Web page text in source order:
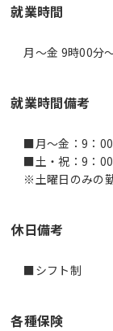
就業時間
月～金 9時00分
就業時間備考
■月～金：9：
■土・祝：9：
休日備考
■シフト制
各種保険